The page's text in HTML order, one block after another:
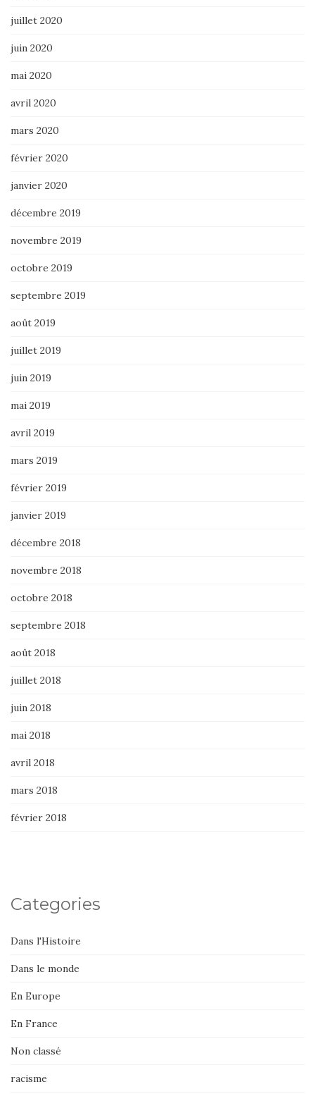
juillet 2020
juin 2020
mai 2020
avril 2020
mars 2020
février 2020
janvier 2020
décembre 2019
novembre 2019
octobre 2019
septembre 2019
août 2019
juillet 2019
juin 2019
mai 2019
avril 2019
mars 2019
février 2019
janvier 2019
décembre 2018
novembre 2018
octobre 2018
septembre 2018
août 2018
juillet 2018
juin 2018
mai 2018
avril 2018
mars 2018
février 2018
Categories
Dans l'Histoire
Dans le monde
En Europe
En France
Non classé
racisme